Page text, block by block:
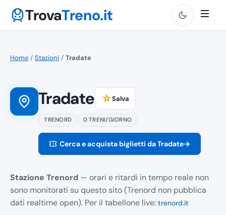
TrovaTreno.it
Home / Stazioni / Tradate
Tradate ☆Salva
TRENORD 0 TRENI/GIORNO
Cerca e acquista biglietti da Tradate→
Stazione Trenord — orari e ritardi in tempo reale non
sono monitorati su questo sito (Trenord non pubblica
dati realtime open). Per il tabellone live: trenord.it